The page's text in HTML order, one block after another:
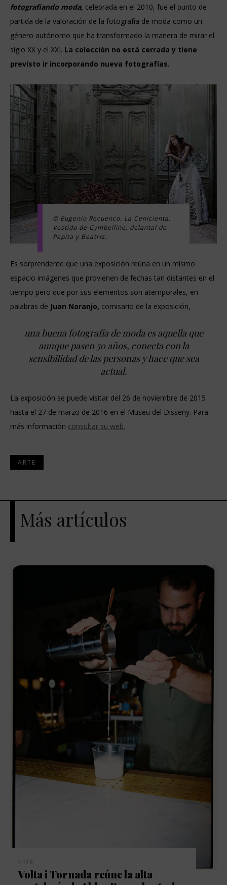
fotografiando moda, celebrada en el 2010, fue el punto de
partida de la valoración de la fotografía de moda como un
género autónomo que ha transformado la manera de mirar el
siglo XX y el XXI. La colección no está cerrada y tiene
previsto ir incorporando nueva fotografías.
© Eugenio Recuenco. La Cenicienta.
Vestido de Cymbelline, delantal de
Pepita y Beatriz.
Es sorprendente que una exposición reúna en un mismo
espacio imágenes que provienen de fechas tan distantes en el
tiempo pero que por sus elementos son atemporales, en
palabras de Juan Naranjo, comisario de la exposición,
una buena fotografía de moda es aquella que
aunque pasen 50 años, conecta con la
sensibilidad de las personas y hace que sea
actual.
La exposición se puede visitar del 26 de noviembre de 2015
hasta el 27 de marzo de 2016 en el Museu del Disseny. Para
más información consultar su web.
ARTE
Más artículos
ARTE
Volta i Tornada reúne la alta